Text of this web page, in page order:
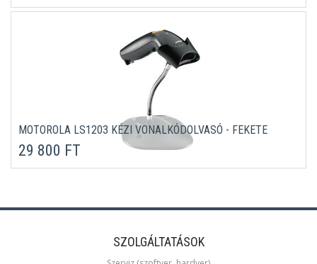
MOTOROLA LS1203 KÉZI VONALKÓDOLVASÓ - FEKETE
29 800 FT
SZOLGÁLTATÁSOK